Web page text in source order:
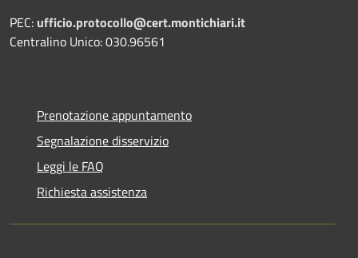
PEC: ufficio.protocollo@cert.montichiari.it
Centralino Unico: 030.96561
Prenotazione appuntamento
Segnalazione disservizio
Leggi le FAQ
Richiesta assistenza